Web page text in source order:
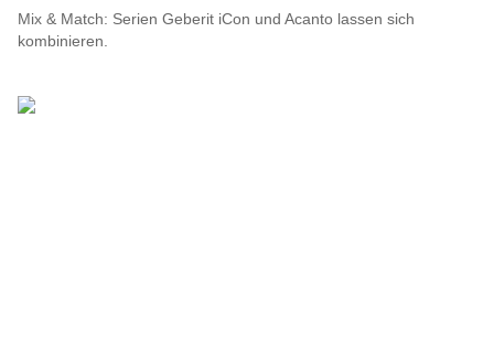
Mix & Match: Serien Geberit iCon und Acanto lassen sich
kombinieren.